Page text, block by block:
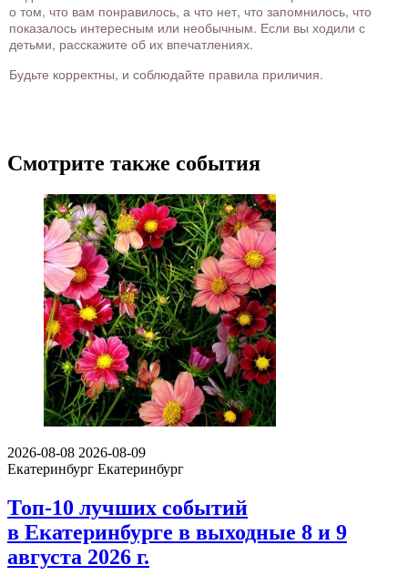
о том, что вам понравилось, а что нет, что запомнилось, что
показалось интересным или необычным. Если вы ходили с
детьми, расскажите об их впечатлениях.
Будьте корректны, и соблюдайте правила приличия.
Смотрите также события
2026-08-08 2026-08-09
Екатеринбург Екатеринбург
Топ-10 лучших событий
в Екатеринбурге в выходные 8 и 9
августа 2026 г.